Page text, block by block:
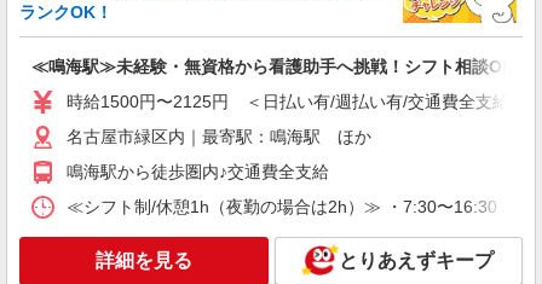
詳細を見る
株式会社kotrio /●NG-H-2029807
鳴海駅＊夜勤専従＊日収4.1万円〜！高時給な
通費全支給(ガソリン代含む)＞
名古屋市緑区内｜最寄駅：鳴海駅 ほか
ランクOK！
≪鳴海駅≫未経験・無資格から看護助手へ挑戦！シフト相談OK♪
時給1500円〜2125円 ＜日払い有/週払い有/交通費全支給(ガ
名古屋市緑区内｜最寄駅：鳴海駅 ほか
鳴海駅から徒歩圏内♪交通費全支給
≪シフト制/休憩1h（夜勤の場合は2h）≫ ・7:30〜16:30 ・
詳細を見る とりあえずキープ